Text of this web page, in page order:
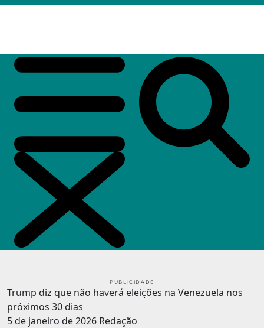
PUBLICIDADE
Trump diz que não haverá eleições na Venezuela nos
próximos 30 dias
5 de janeiro de 2026 Redação